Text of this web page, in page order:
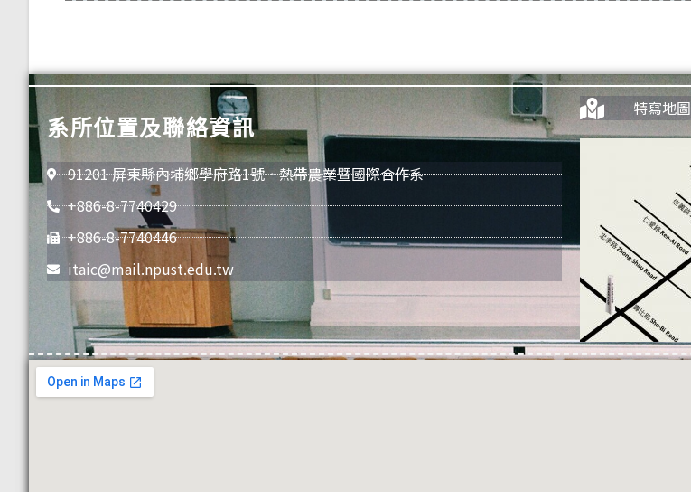
系所位置及聯絡資訊
91201 屏東縣內埔鄉學府路1號．熱帶農業暨國際合作系
+886-8-7740429
+886-8-7740446
itaic@mail.npust.edu.tw
特寫地圖